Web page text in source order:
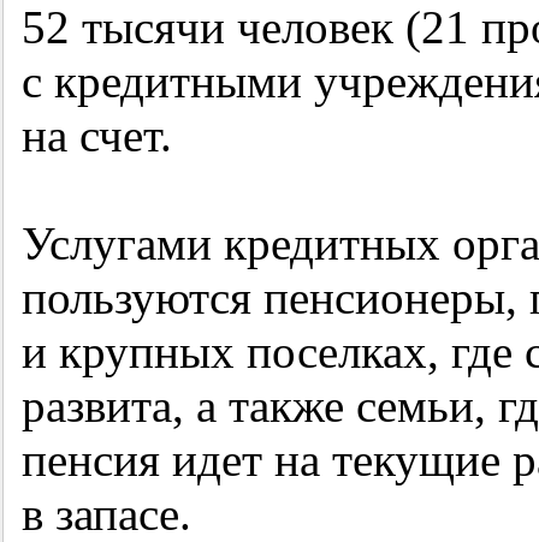
52 тысячи человек (21
с кредитными
на счет.
Услугами кредитных
пользуются
и крупных поселках, где
развита, а также семьи,
пенсия идет на текущие
в запасе.